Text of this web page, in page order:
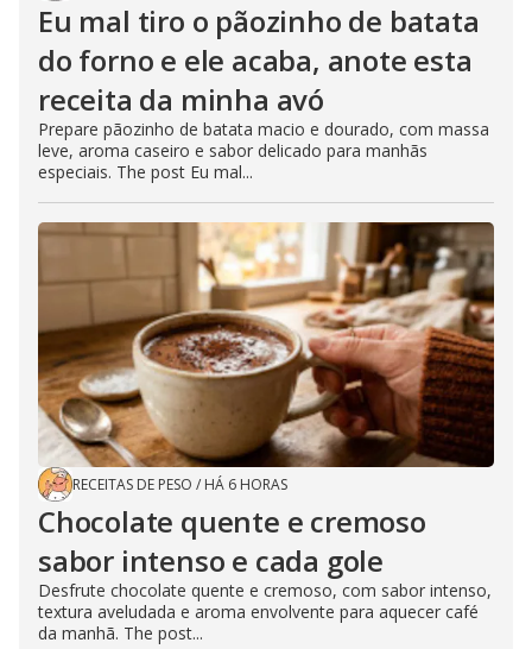
Eu mal tiro o pãozinho de batata
do forno e ele acaba, anote esta
receita da minha avó
Prepare pãozinho de batata macio e dourado, com massa
leve, aroma caseiro e sabor delicado para manhãs
especiais. The post Eu mal...
RECEITAS DE PESO / HÁ 6 HORAS
Chocolate quente e cremoso
sabor intenso e cada gole
Desfrute chocolate quente e cremoso, com sabor intenso,
textura aveludada e aroma envolvente para aquecer café
da manhã. The post...